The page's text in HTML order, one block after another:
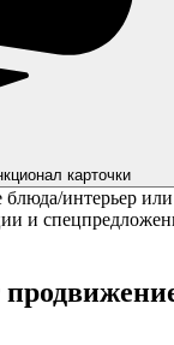
карточки
интерьер
и